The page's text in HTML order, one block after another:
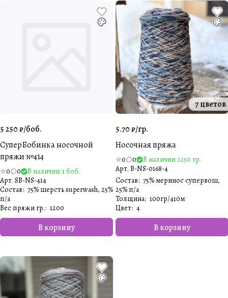
5 250 ₽/боб.
СуперБобинка носочной
пряжи №414
0 0
В наличии: 1 боб.
Арт. SB-NS-414
В корзину
Состав: 75% шерсть superwash, 25%
п/а
Вес пряжи гр.: 1200
7 цветов
5.70 ₽/гр.
Носочная пряжа
0 0
В наличии: 1250 гр.
Арт. B-NS-0168-4
В корзину
Состав: 75% меринос супервош,
25% п/а
Толщина: 100гр/410м
Цвет: 4